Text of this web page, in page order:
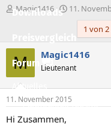
Downloads
Forum
Aktuelles
Empfohlene Inhalte
E
t
e
l
e
Magic1416
E
t
e
l
a
m
11.
1 von 2
M Magic1416
Lieutenant
11. November 2015
Hi Zusammen,